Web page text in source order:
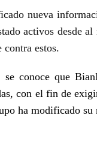
nueva
activos desde
contra estos.
se conoce que
con el fin de
ha modificado